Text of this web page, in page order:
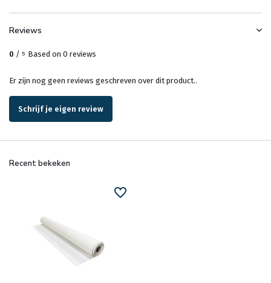
Reviews
0 / 5 Based on 0 reviews
Er zijn nog geen reviews geschreven over dit product..
Schrijf je eigen review
Recent bekeken